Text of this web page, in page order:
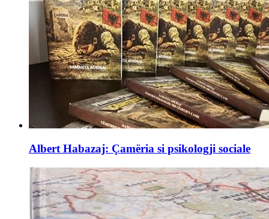
Albert Habazaj: Çamëria si psikologji sociale